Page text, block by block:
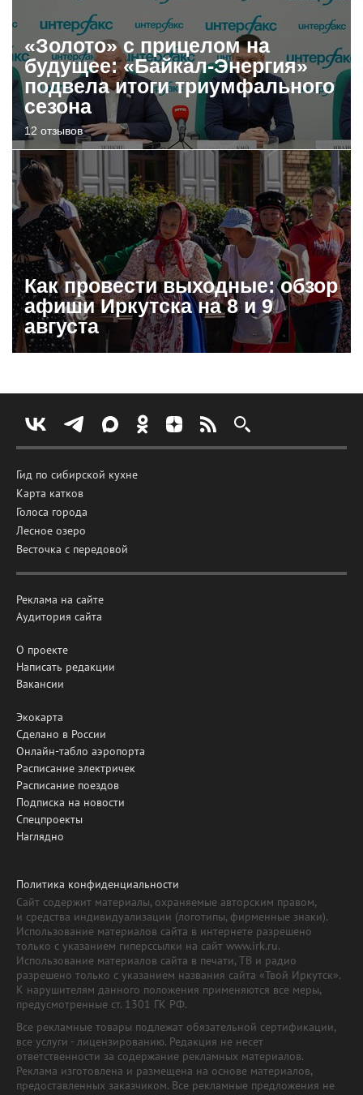
«Золото» с прицелом на
будущее: «Байкал-Энергия»
подвела итоги триумфального
сезона
12 отзывов
Как провести выходные: обзор
афиши Иркутска на 8 и 9
августа
Гид по сибирской кухне
Карта катков
Голоса города
Лесное озеро
Весточка с передовой
Реклама на сайте
Аудитория сайта
О проекте
Написать редакции
Вакансии
Экокарта
Сделано в России
Онлайн-табло аэропорта
Расписание электричек
Расписание поездов
Подписка на новости
Спецпроекты
Наглядно
Политика конфиденциальности
Сайт содержит материалы, охраняемые авторским правом,
и средства индивидуализации (логотипы, фирменные знаки).
Использование материалов сайта в интернете разрешено
только с указанием гиперссылки на сайт www.irk.ru.
Использование материалов сайта в печати, ТВ и радио
разрешено только с указанием названия сайта «Твой Иркутск».
К нарушителям данного положения применяются все меры,
предусмотренные ст. 1301 ГК РФ.
Все рекламные товары подлежат обязательной сертификации,
все услуги - лицензированию. Редакция не несет
ответственности за содержание рекламных материалов.
Реклама изготовлена и размещена на основе материалов,
предоставленных заказчиком. Все рекламные предложения не